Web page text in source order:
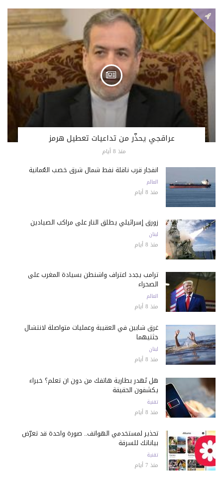
عراقجي يحذّر من تداعيات تعطيل هرمز
منذ 8 أيام
انفجار قرب ناقلة نفط شمال شرق خصب العُمانية
العالم
منذ 8 أيام
زورق إسرائيلي يطلق النار على مراكب الصيادين
لبنان
منذ 8 أيام
ترامب يجدد اعتراف واشنطن بسيادة المغرب على
الصحراء
العالم
منذ 8 أيام
غرق شابين في العقيبة وعمليات متواصلة لانتشال
جثتيهما
لبنان
منذ 8 أيام
هل تُهدر بطارية هاتفك من دون أن تعلم؟ خبراء
يكشفون الحقيقة
تقنية
منذ 8 أيام
تحذير لمستخدمي الهواتف.. صورة واحدة قد تعرّض
بياناتك للسرقة
تقنية
منذ 7 أيام